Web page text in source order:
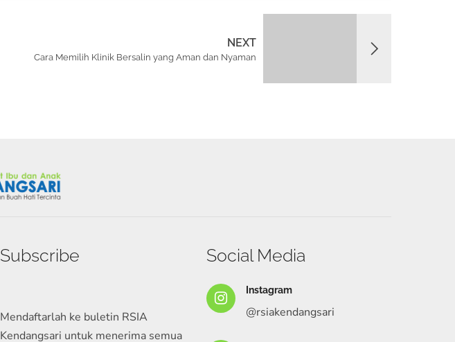
NEXT
Cara Memilih Klinik Bersalin yang Aman dan Nyaman
Subscribe
Mendaftarlah ke buletin RSIA
Kendangsari untuk menerima semua
Social Media
Instagram
@rsiakendangsari